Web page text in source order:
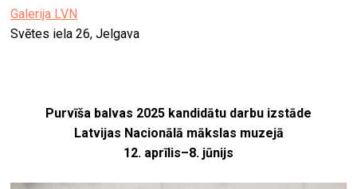
Galerija LVN
Svētes iela 26, Jelgava
Purvīša balvas 2025 kandidātu darbu izstāde
Latvijas Nacionālā mākslas muzejā
12. aprīlis–8. jūnijs